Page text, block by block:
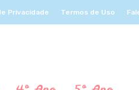
Privacidade Termos de Uso